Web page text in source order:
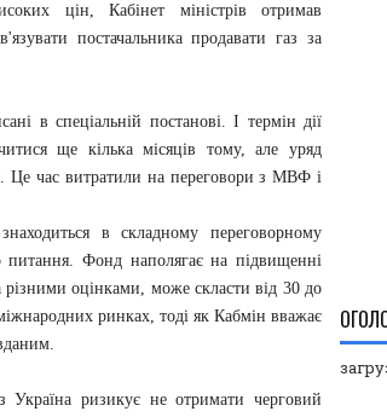
цін, Кабінет міністрів отримав
постачальника продавати газ за
в спеціальній постанові. І термін дії
ще кілька місяців тому, але уряд
Це час витратили на переговори з МВФ і
в складному переговорному
Фонд наполягає на підвищенні
різними оцінками, може скласти від 30 до
ринках, тоді як Кабмін вважає
Україна ризикує не отримати черговий